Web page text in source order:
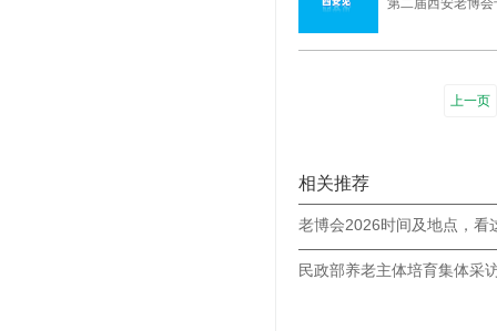
第二届西安老博
上一页
相关推荐
老博会2026时间及地点，看